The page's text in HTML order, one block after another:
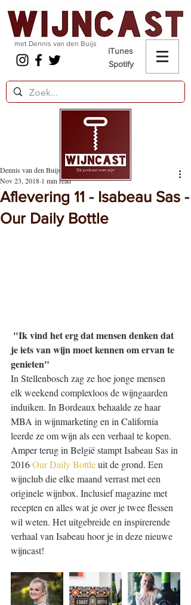
met Dennis van den Buijs
iTunes
Spotify
Aflevering 11 - Isabeau Sas -
Our Daily Bottle
Dennis van den Buijs
Nov 23, 2018 1 min read
"Ik vind het erg dat mensen denken dat
je iets van wijn moet kennen om ervan te
genieten"
In Stellenbosch zag ze hoe jonge mensen
elk weekend complexloos de wijngaarden
induiken. In Bordeaux behaalde ze haar
MBA in wijnmarketing en in California
leerde ze om wijn als een verhaal te kopen.
Amper terug in België stampt Isabeau Sas in
2016 Our Daily Bottle uit de grond. Een
wijnclub die elke maand verrast met een
originele wijnbox. Inclusief magazine met
recepten en alles wat je over je twee flessen
wil weten. Het uitgebreide en inspirerende
verhaal van Isabeau hoor je in deze nieuwe
wijncast!